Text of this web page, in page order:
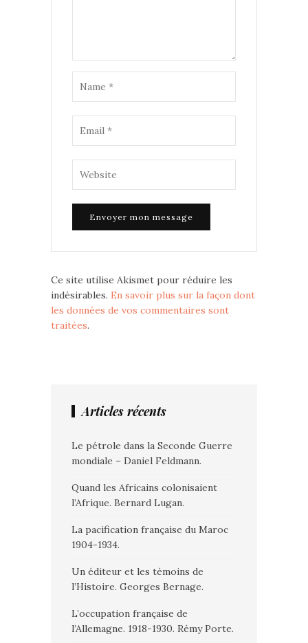
Ce site utilise Akismet pour réduire les
indésirables. En savoir plus sur la façon dont
les données de vos commentaires sont
traitées.
Articles récents
Le pétrole dans la Seconde Guerre
mondiale – Daniel Feldmann.
Quand les Africains colonisaient
l’Afrique. Bernard Lugan.
La pacification française du Maroc
1904-1934.
Un éditeur et les témoins de
l’Histoire. Georges Bernage.
L’occupation française de
l’Allemagne. 1918-1930. Rémy Porte.